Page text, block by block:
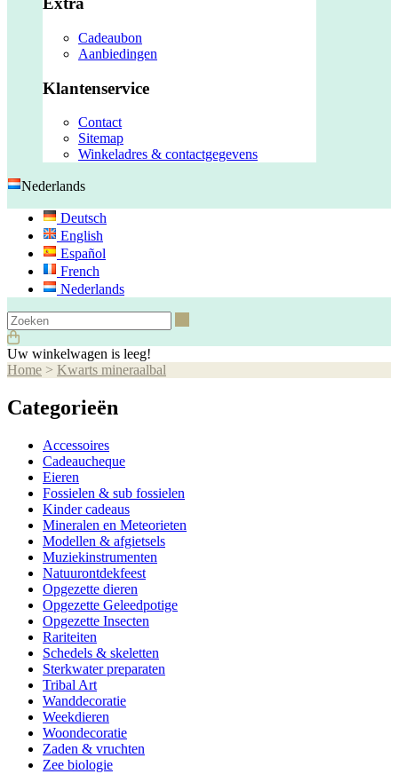
Cadeaubon
Aanbiedingen
Klantenservice
Contact
Sitemap
Winkeladres & contactgegevens
Nederlands
Deutsch
English
Español
French
Nederlands
Uw winkelwagen is leeg!
Home > Kwarts mineraalbal
Categorieën
Accessoires
Cadeaucheque
Eieren
Fossielen & sub fossielen
Kinder cadeaus
Mineralen en Meteorieten
Modellen & afgietsels
Muziekinstrumenten
Natuurontdekfeest
Opgezette dieren
Opgezette Geleedpotige
Opgezette Insecten
Rariteiten
Schedels & skeletten
Sterkwater preparaten
Tribal Art
Wanddecoratie
Weekdieren
Woondecoratie
Zaden & vruchten
Zee biologie